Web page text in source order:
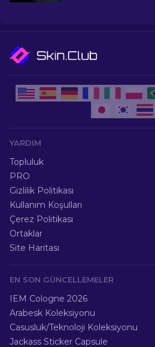
YARDIM
Topluluk
PRO
Gizlilik Politikası
Kullanım Koşulları
Çerez Politikası
Ortaklar
Site Haritası
EN SON GÜNCELLEMELER
IEM Cologne 2026
Arabesk Koleksiyonu
Casusluk/Teknoloji Koleksiyonu
Jackass Sticker Capsule